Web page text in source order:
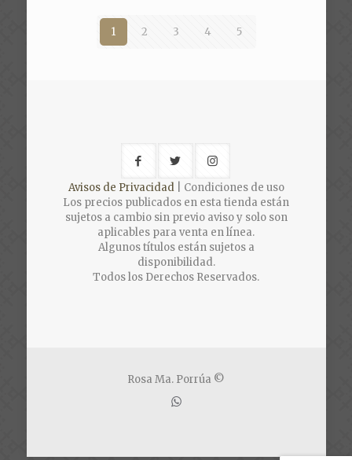
1 2 3 4 5
Avisos de Privacidad| Condiciones de uso
Los precios publicados en esta tienda están
sujetos a cambio sin previo aviso y solo son
aplicables para venta en línea.
Algunos títulos están sujetos a
disponibilidad.
Todos los Derechos Reservados.
Rosa Ma. Porrúa ©